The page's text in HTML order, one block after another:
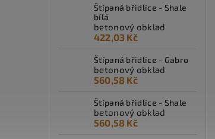
Štípaná břidlice - Shale
bílá
betonový obklad
422,03 Kč
Štípaná břidlice - Gabro
betonový obklad
560,58 Kč
Štípaná břidlice - Shale
betonový obklad
560,58 Kč